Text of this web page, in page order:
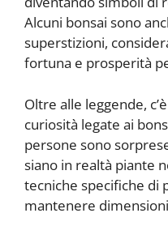
Alcuni bonsai sono
superstizioni,
fortuna e prosperità
Oltre alle leggende,
curiosità legate ai
persone sono
siano in realtà piante
tecniche specifiche di
mantenere